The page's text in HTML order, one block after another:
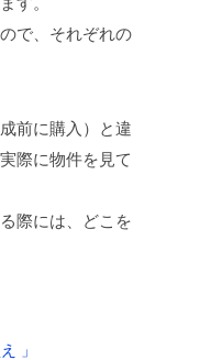
で、それぞれの
前に購入）と違
際に物件を見て
際には、どこを
」